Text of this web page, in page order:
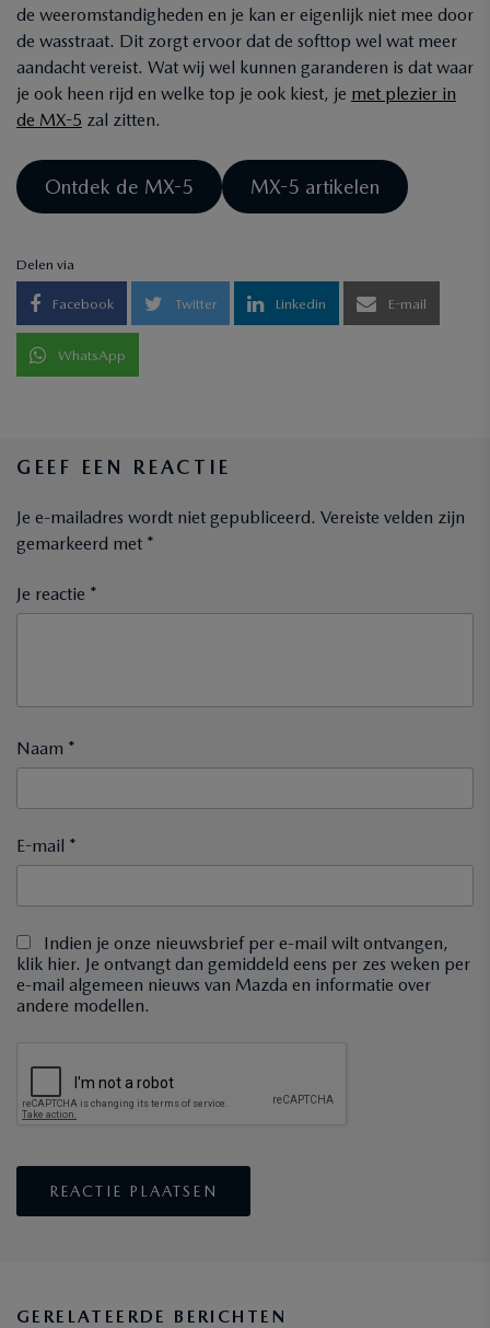
de weeromstandigheden en je kan er eigenlijk niet mee door
de wasstraat. Dit zorgt ervoor dat de softtop wel wat meer
aandacht vereist. Wat wij wel kunnen garanderen is dat waar
je ook heen rijd en welke top je ook kiest, je met plezier in
de MX-5 zal zitten.
Ontdek de MX-5 MX-5 artikelen
Delen via
Facebook Twitter Linkedin E-mail
WhatsApp
GEEF EEN REACTIE
Je e-mailadres wordt niet gepubliceerd. Vereiste velden zijn
gemarkeerd met *
Je reactie *
Naam *
E-mail *
Indien je onze nieuwsbrief per e-mail wilt ontvangen,
klik hier. Je ontvangt dan gemiddeld eens per zes weken per
e-mail algemeen nieuws van Mazda en informatie over
andere modellen.
GERELATEERDE BERICHTEN